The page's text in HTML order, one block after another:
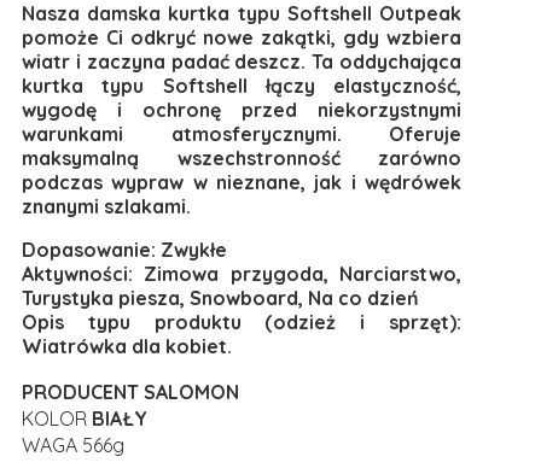
Nasza damska kurtka typu Softshell Outpeak
pomoże Ci odkryć nowe zakątki, gdy wzbiera
wiatr i zaczyna padać deszcz. Ta oddychająca
kurtka typu Softshell łączy elastyczność,
wygodę i ochronę przed niekorzystnymi
warunkami atmosferycznymi. Oferuje
maksymalną wszechstronność zarówno
podczas wypraw w nieznane, jak i wędrówek
znanymi szlakami.
Dopasowanie: Zwykłe
Aktywności: Zimowa przygoda, Narciarstwo,
Turystyka piesza, Snowboard, Na co dzień
Opis typu produktu (odzież i sprzęt):
Wiatrówka dla kobiet.
PRODUCENT SALOMON
KOLOR BIAŁY
WAGA 566g